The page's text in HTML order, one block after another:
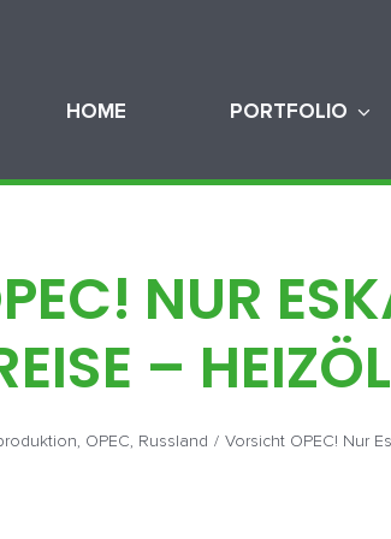
HOME PORTFOLIO
NUR
–
, OPEC, Russland / Vorsicht OPEC! Nur